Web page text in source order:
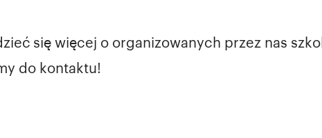
się więcej o organizowanych przez nas
do kontaktu!